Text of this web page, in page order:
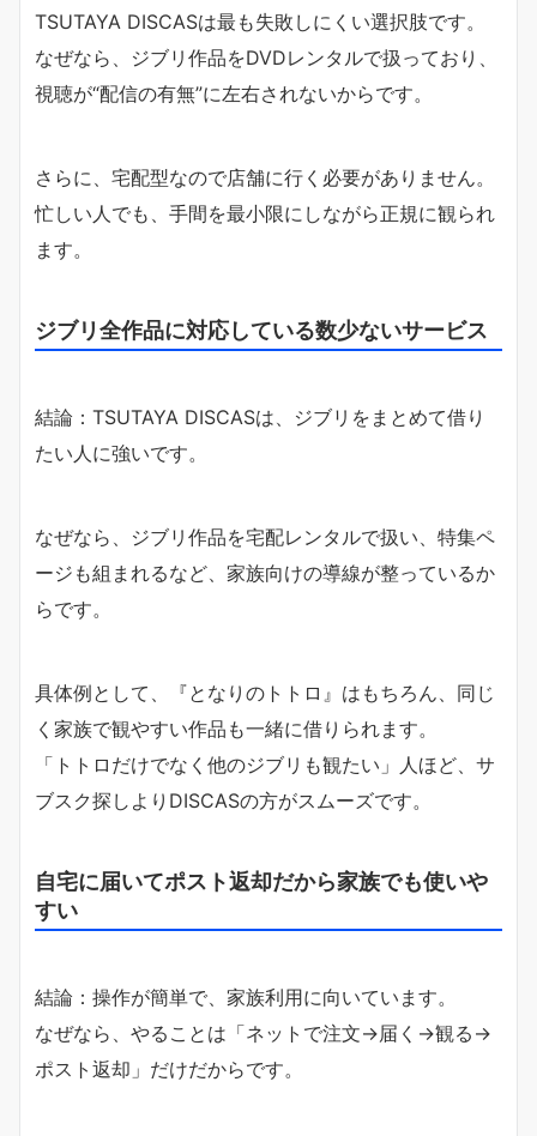
TSUTAYA DISCASは最も失敗しにくい選択肢です。
なぜなら、ジブリ作品をDVDレンタルで扱っており、
視聴が“配信の有無”に左右されないからです。
さらに、宅配型なので店舗に行く必要がありません。
忙しい人でも、手間を最小限にしながら正規に観られ
ます。
ジブリ全作品に対応している数少ないサービス
結論：TSUTAYA DISCASは、ジブリをまとめて借り
たい人に強いです。
なぜなら、ジブリ作品を宅配レンタルで扱い、特集ペ
ージも組まれるなど、家族向けの導線が整っているか
らです。
具体例として、『となりのトトロ』はもちろん、同じ
く家族で観やすい作品も一緒に借りられます。
「トトロだけでなく他のジブリも観たい」人ほど、サ
ブスク探しよりDISCASの方がスムーズです。
自宅に届いてポスト返却だから家族でも使いや
すい
結論：操作が簡単で、家族利用に向いています。
なぜなら、やることは「ネットで注文→届く→観る→
ポスト返却」だけだからです。